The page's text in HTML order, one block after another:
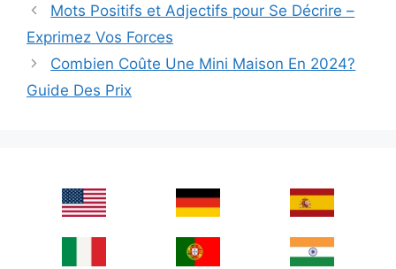
Mots Positifs et Adjectifs pour Se Décrire –
Exprimez Vos Forces
Combien Coûte Une Mini Maison En 2024?
Guide Des Prix